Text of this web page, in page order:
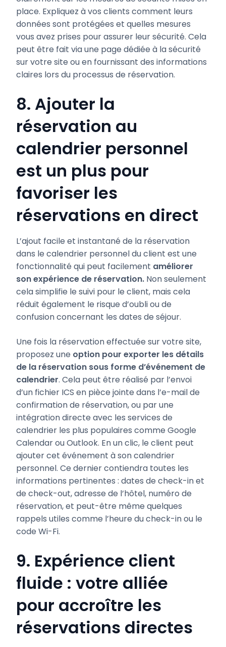
place. Expliquez à vos clients comment leurs
données sont protégées et quelles mesures
vous avez prises pour assurer leur sécurité. Cela
peut être fait via une page dédiée à la sécurité
sur votre site ou en fournissant des informations
claires lors du processus de réservation.
8. Ajouter la
réservation au
calendrier personnel
est un plus pour
favoriser les
réservations en direct
L’ajout facile et instantané de la réservation
dans le calendrier personnel du client est une
fonctionnalité qui peut facilement améliorer
son expérience de réservation. Non seulement
cela simplifie le suivi pour le client, mais cela
réduit également le risque d’oubli ou de
confusion concernant les dates de séjour.
Une fois la réservation effectuée sur votre site,
proposez une option pour exporter les détails
de la réservation sous forme d’événement de
calendrier. Cela peut être réalisé par l’envoi
d’un fichier ICS en pièce jointe dans l’e-mail de
confirmation de réservation, ou par une
intégration directe avec les services de
calendrier les plus populaires comme Google
Calendar ou Outlook. En un clic, le client peut
ajouter cet événement à son calendrier
personnel. Ce dernier contiendra toutes les
informations pertinentes : dates de check-in et
de check-out, adresse de l’hôtel, numéro de
réservation, et peut-être même quelques
rappels utiles comme l’heure du check-in ou le
code Wi-Fi.
9. Expérience client
fluide : votre alliée
pour accroître les
réservations directes